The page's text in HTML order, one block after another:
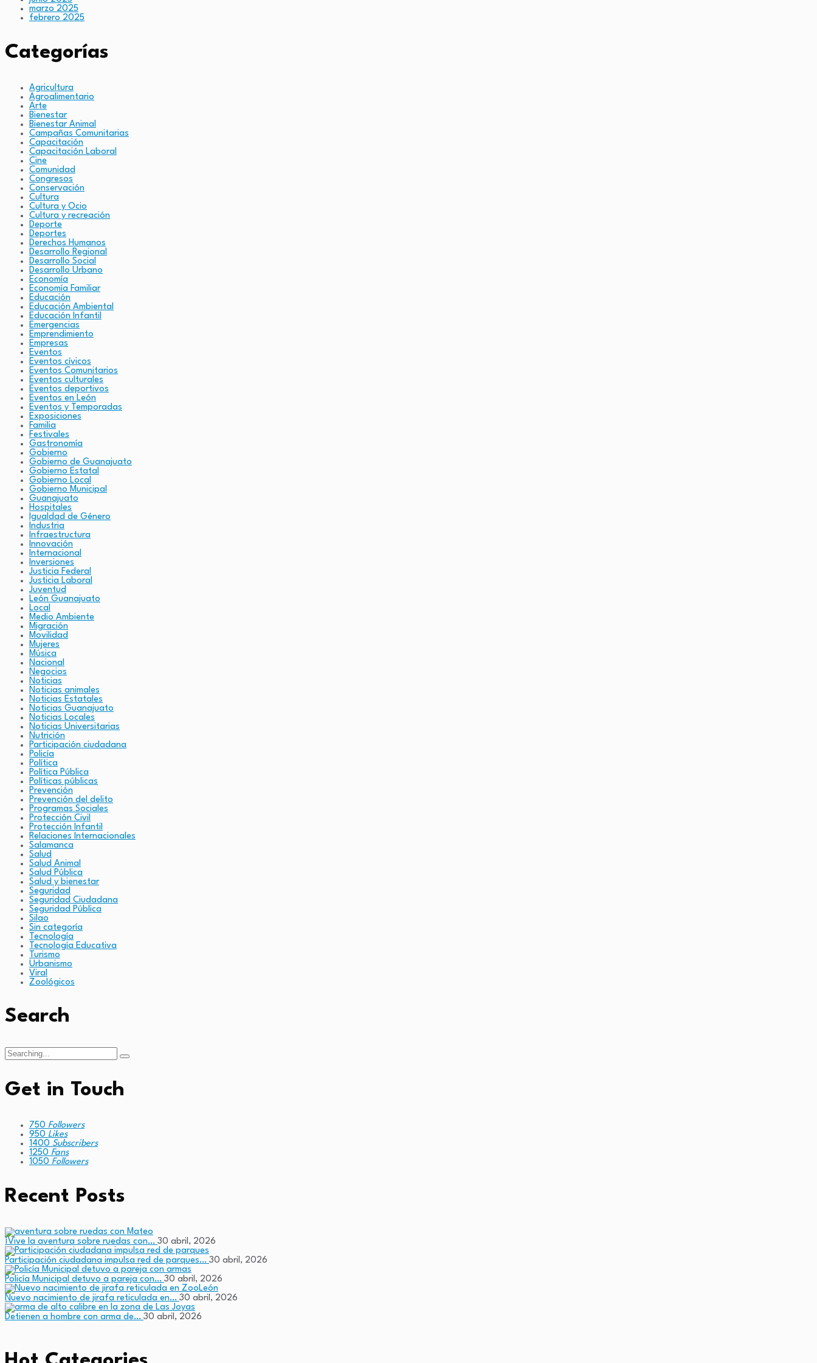
marzo 2025
febrero 2025
Categorías
Agricultura
Agroalimentario
Arte
Bienestar
Bienestar Animal
Campañas Comunitarias
Capacitación
Capacitación Laboral
Cine
Comunidad
Congresos
Conservación
Cultura
Cultura y Ocio
Cultura y recreación
Deporte
Deportes
Derechos Humanos
Desarrollo Regional
Desarrollo Social
Desarrollo Urbano
Economía
Economía Familiar
Educación
Educación Ambiental
Educación Infantil
Emergencias
Emprendimiento
Empresas
Eventos
Eventos cívicos
Eventos Comunitarios
Eventos culturales
Eventos deportivos
Eventos en León
Eventos y Temporadas
Exposiciones
Familia
Festivales
Gastronomía
Gobierno
Gobierno de Guanajuato
Gobierno Estatal
Gobierno Local
Gobierno Municipal
Guanajuato
Hospitales
Igualdad de Género
Industria
Infraestructura
Innovación
Internacional
Inversiones
Justicia Federal
Justicia Laboral
Juventud
León Guanajuato
Local
Medio Ambiente
Migración
Movilidad
Mujeres
Música
Nacional
Negocios
Noticias
Noticias animales
Noticias Estatales
Noticias Guanajuato
Noticias Locales
Noticias Universitarias
Nutrición
Participación ciudadana
Policía
Política
Política Pública
Políticas públicas
Prevención
Prevención del delito
Programas Sociales
Protección Civil
Protección Infantil
Relaciones Internacionales
Salamanca
Salud
Salud Animal
Salud Pública
Salud y bienestar
Seguridad
Seguridad Ciudadana
Seguridad Pública
Silao
Sin categoría
Tecnología
Tecnología Educativa
Turismo
Urbanismo
Viral
Zoológicos
Search
Search
for:
Get in Touch
750 Followers
950 Likes
1400 Subscribers
1250 Fans
1050 Followers
Recent Posts
¡Vive la aventura sobre ruedas con… 30 abril, 2026
Participación ciudadana impulsa red de parques… 30 abril, 2026
Policía Municipal detuvo a pareja con… 30 abril, 2026
Nuevo nacimiento de jirafa reticulada en… 30 abril, 2026
Detienen a hombre con arma de… 30 abril, 2026